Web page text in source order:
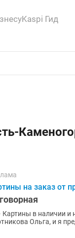
Kaspi Гид
на заказ от
Картины в наличии и
Ольга, и я